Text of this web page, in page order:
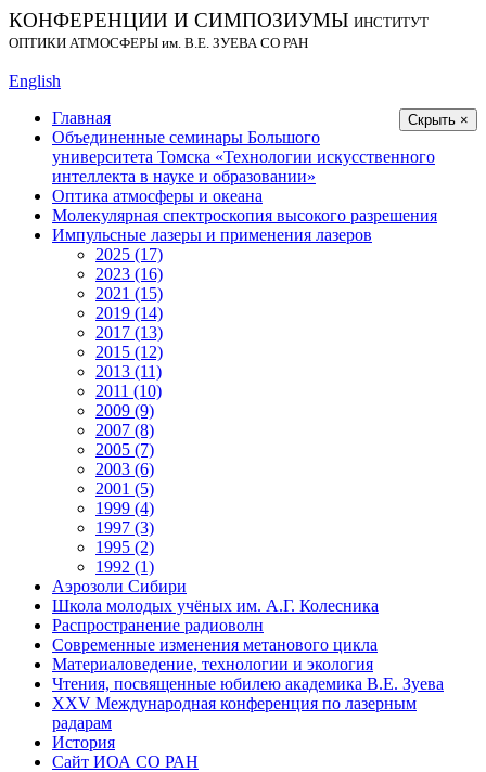
КОНФЕРЕНЦИИ И СИМПОЗИУМЫ ИНСТИТУТ
ОПТИКИ АТМОСФЕРЫ им. В.Е. ЗУЕВА СО РАН
English
Скрыть ×
Главная
Объединенные семинары Большого
университета Томска «Технологии искусственного
интеллекта в науке и образовании»
Оптика атмосферы и океана
Молекулярная спектроскопия высокого разрешения
Импульсные лазеры и применения лазеров
2025 (17)
2023 (16)
2021 (15)
2019 (14)
2017 (13)
2015 (12)
2013 (11)
2011 (10)
2009 (9)
2007 (8)
2005 (7)
2003 (6)
2001 (5)
1999 (4)
1997 (3)
1995 (2)
1992 (1)
Аэрозоли Сибири
Школа молодых учёных им. А.Г. Колесника
Распространение радиоволн
Современные изменения метанового цикла
Материаловедение, технологии и экология
Чтения, посвященные юбилею академика В.Е. Зуева
XXV Международная конференция по лазерным
радарам
История
Сайт ИОА СО РАН